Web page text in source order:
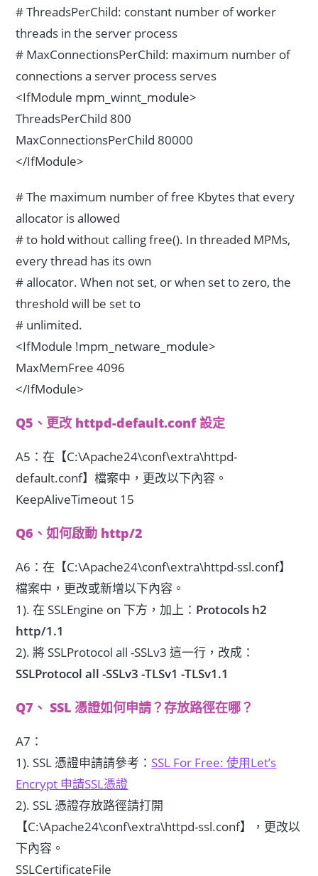
# ThreadsPerChild: constant number of worker
threads in the server process
# MaxConnectionsPerChild: maximum number of
connections a server process serves
<IfModule mpm_winnt_module>
ThreadsPerChild 800
MaxConnectionsPerChild 80000
</IfModule>
# The maximum number of free Kbytes that every
allocator is allowed
# to hold without calling free(). In threaded MPMs,
every thread has its own
# allocator. When not set, or when set to zero, the
threshold will be set to
# unlimited.
<IfModule !mpm_netware_module>
MaxMemFree 4096
</IfModule>
Q5、更改 httpd-default.conf 設定
A5：在【C:\Apache24\conf\extra\httpd-
default.conf】檔案中，更改以下內容。
KeepAliveTimeout 15
Q6、如何啟動 http/2
A6：在【C:\Apache24\conf\extra\httpd-ssl.conf】
檔案中，更改或新增以下內容。
1). 在 SSLEngine on 下方，加上： Protocols h2
http/1.1
2). 將 SSLProtocol all -SSLv3 這一行，改成：
SSLProtocol all -SSLv3 -TLSv1 -TLSv1.1
Q7、 SSL 憑證如何申請？存放路徑在哪？
A7：
1). SSL 憑證申請請參考： SSL For Free: 使用Let’s
Encrypt 申請SSL憑證
2). SSL 憑證存放路徑請打開
【C:\Apache24\conf\extra\httpd-ssl.conf】，更改以
下內容。
SSLCertificateFile